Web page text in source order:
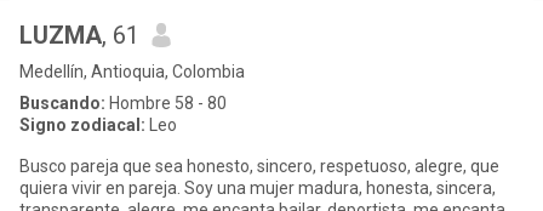
LUZMA, 61
Medellín, Antioquia, Colombia
Buscando: Hombre 58 - 80
Signo zodiacal: Leo
Busco pareja que sea honesto, sincero, respetuoso, alegre, que
quiera vivir en pareja. Soy una mujer madura, honesta, sincera,